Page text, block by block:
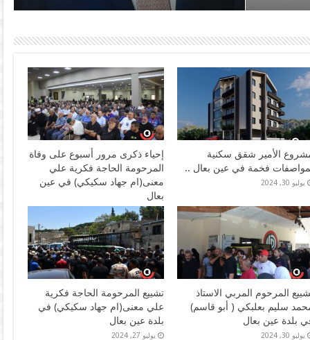
الأمير شقق سكنية
فخمة في عين بعال ..
يوليو 30, 2024
إحياء ذكرى مرور أسبوع على وفاة
المرحومة الحاجة فكرية علي
معنى(ام جهاد سكيكي) في عين
بعال
يوليو 30, 2024
المرحوم المربي الاستاذ
سليم بعلبكي ( أبو قاسم)
بلدة عين بعال
يوليو 30, 2024
تشييع المرحومة الحاجة فكرية
علي معنى(ام جهاد سكيكي) في
بلدة عين بعال
يوليو 27, 2024